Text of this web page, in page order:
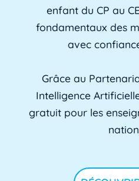
enfant du CP au
fondamentaux des
avec
Grâce au
Intelligence
gratuit pour les